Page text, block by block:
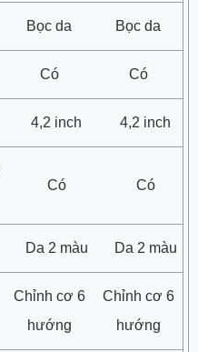
Bọc da Bọc da
Có Có
4,2 inch 4,2 inch
Có Có
Da 2 màu Da 2 màu
Chỉnh cơ 6
hướng
Chỉnh cơ 6
hướng